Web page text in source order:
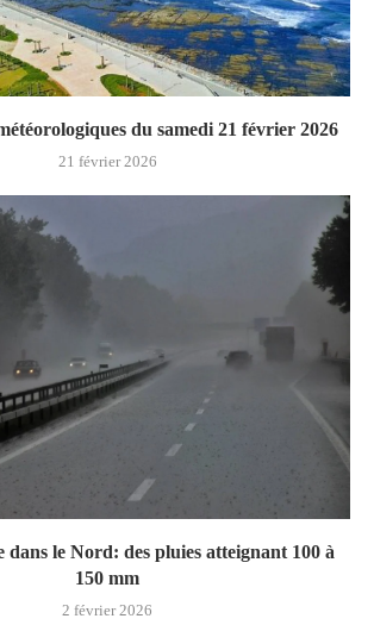
du samedi 21 février 2026
21 février 2026
dans le Nord: des pluies atteignant 100 à
150 mm
2 février 2026